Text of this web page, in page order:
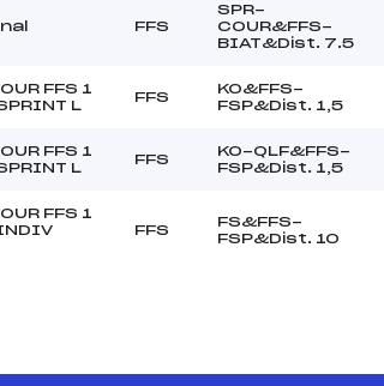
FFS
SPR-
COUR&FFS-
BIAT&Dist. 7.5
FFS 1
L
FFS
KO&FFS-
FSP&Dist. 1,5
FFS 1
L
FFS
KO-QLF&FFS-
FSP&Dist. 1,5
FFS 1
INDIV
FFS
FS&FFS-
FSP&Dist. 10